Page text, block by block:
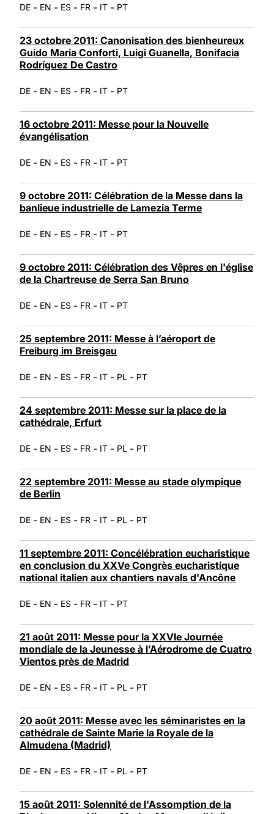
DE - EN - ES - FR - IT - PT
23 octobre 2011: Canonisation des bienheureux
Guido Maria Conforti, Luigi Guanella, Bonifacia
Rodríguez De Castro
DE - EN - ES - FR - IT - PT
16 octobre 2011: Messe pour la Nouvelle
évangélisation
DE - EN - ES - FR - IT - PT
9 octobre 2011: Célébration de la Messe dans la
banlieue industrielle de Lamezia Terme
DE - EN - ES - FR - IT - PT
9 octobre 2011: Célébration des Vêpres en l'église
de la Chartreuse de Serra San Bruno
DE - EN - ES - FR - IT - PT
25 septembre 2011: Messe à l’aéroport de
Freiburg im Breisgau
DE - EN - ES - FR - IT - PL - PT
24 septembre 2011: Messe sur la place de la
cathédrale, Erfurt
DE - EN - ES - FR - IT - PL - PT
22 septembre 2011: Messe au stade olympique
de Berlin
DE - EN - ES - FR - IT - PL - PT
11 septembre 2011: Concélébration eucharistique
en conclusion du XXVe Congrès eucharistique
national italien aux chantiers navals d'Ancône
DE - EN - ES - FR - IT - PT
21 août 2011: Messe pour la XXVIe Journée
mondiale de la Jeunesse à l’Aérodrome de Cuatro
Vientos près de Madrid
DE - EN - ES - FR - IT - PL - PT
20 août 2011: Messe avec les séminaristes en la
cathédrale de Sainte Marie la Royale de la
Almudena (Madrid)
DE - EN - ES - FR - IT - PL - PT
15 août 2011: Solennité de l'Assomption de la